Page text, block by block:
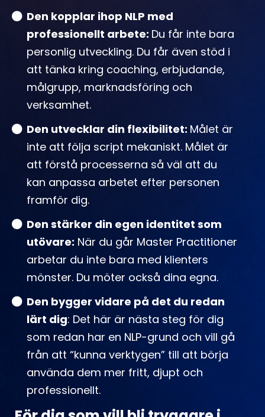
Den kopplar ihop NLP med
professionellt arbete: Du får inte bara
personlig utveckling. Du får även stöd i
att tänka kring coaching, erbjudande,
målgrupp, marknadsföring och
verksamhet.
Den utvecklar din flexibilitet: Målet är
inte att följa script mekaniskt. Målet är
att förstå processerna så väl att du
kan anpassa arbetet efter personen
framför dig.
Den stärker din egen identitet som
utövare: När du går Master Practitioner
arbetar du inte bara med klienters
mönster. Du möter också dina egna.
Den bygger vidare på det du redan
lärt dig: Det här är nästa steg för dig
som redan har en NLP-grund och vill gå
från att “kunna verktygen” till att börja
använda dem mer fritt, djupt och
professionellt.